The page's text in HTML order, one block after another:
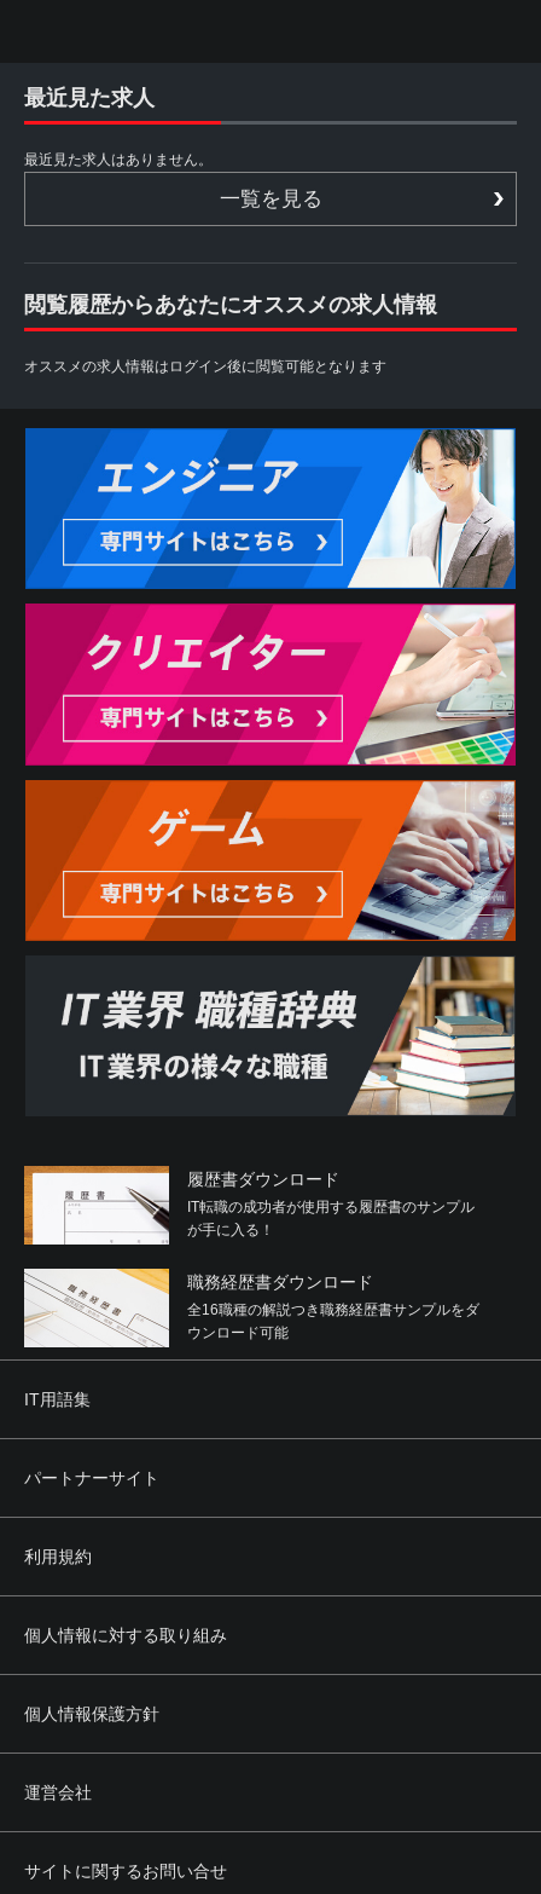
最近見た求人
最近見た求人はありません。
一覧を見る
閲覧履歴からあなたにオススメの求人情報
オススメの求人情報はログイン後に閲覧可能となります
履歴書ダウンロード
IT転職の成功者が使用する履歴書のサンプル
が手に入る！
職務経歴書ダウンロード
全16職種の解説つき職務経歴書サンプルをダ
ウンロード可能
IT用語集
パートナーサイト
利用規約
個人情報に対する取り組み
個人情報保護方針
運営会社
サイトに関するお問い合せ